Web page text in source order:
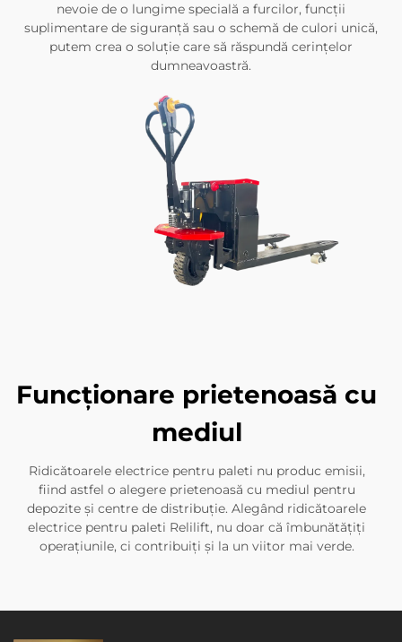
nevoie de o lungime specială a furcilor, funcții
suplimentare de siguranță sau o schemă de culori unică,
putem crea o soluție care să răspundă cerințelor
dumneavoastră.
Funcționare prietenoasă cu
mediul
Ridicătoarele electrice pentru paleti nu produc emisii,
fiind astfel o alegere prietenoasă cu mediul pentru
depozite și centre de distribuție. Alegând ridicătoarele
electrice pentru paleti Relilift, nu doar că îmbunătățiți
operațiunile, ci contribuiți și la un viitor mai verde.